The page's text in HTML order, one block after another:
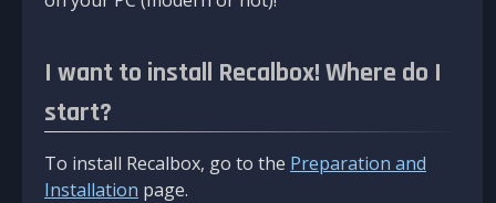
I want to install Recalbox! Where do I
start?
To install Recalbox, go to the Preparation and
Installation page.